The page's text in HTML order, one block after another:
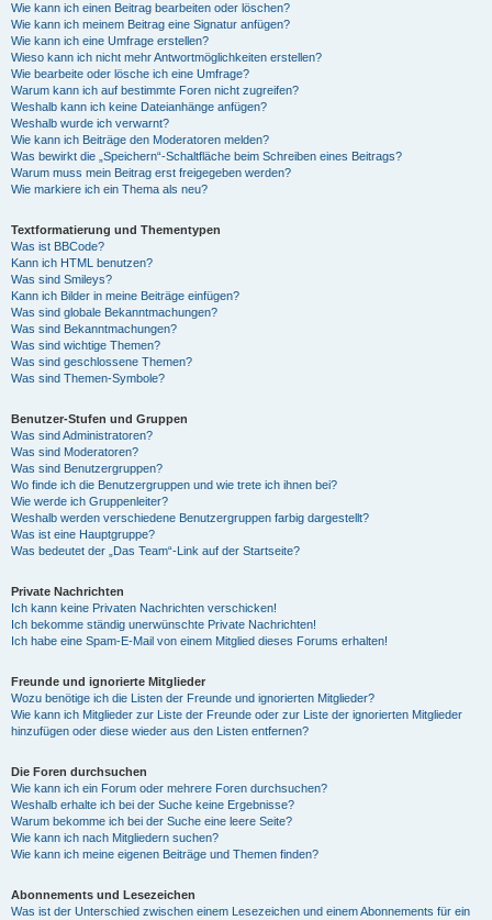
Wie kann ich einen Beitrag bearbeiten oder löschen?
Wie kann ich meinem Beitrag eine Signatur anfügen?
Wie kann ich eine Umfrage erstellen?
Wieso kann ich nicht mehr Antwortmöglichkeiten erstellen?
Wie bearbeite oder lösche ich eine Umfrage?
Warum kann ich auf bestimmte Foren nicht zugreifen?
Weshalb kann ich keine Dateianhänge anfügen?
Weshalb wurde ich verwarnt?
Wie kann ich Beiträge den Moderatoren melden?
Was bewirkt die „Speichern“-Schaltfläche beim Schreiben eines Beitrags?
Warum muss mein Beitrag erst freigegeben werden?
Wie markiere ich ein Thema als neu?
Textformatierung und Thementypen
Was ist BBCode?
Kann ich HTML benutzen?
Was sind Smileys?
Kann ich Bilder in meine Beiträge einfügen?
Was sind globale Bekanntmachungen?
Was sind Bekanntmachungen?
Was sind wichtige Themen?
Was sind geschlossene Themen?
Was sind Themen-Symbole?
Benutzer-Stufen und Gruppen
Was sind Administratoren?
Was sind Moderatoren?
Was sind Benutzergruppen?
Wo finde ich die Benutzergruppen und wie trete ich ihnen bei?
Wie werde ich Gruppenleiter?
Weshalb werden verschiedene Benutzergruppen farbig dargestellt?
Was ist eine Hauptgruppe?
Was bedeutet der „Das Team“-Link auf der Startseite?
Private Nachrichten
Ich kann keine Privaten Nachrichten verschicken!
Ich bekomme ständig unerwünschte Private Nachrichten!
Ich habe eine Spam-E-Mail von einem Mitglied dieses Forums erhalten!
Freunde und ignorierte Mitglieder
Wozu benötige ich die Listen der Freunde und ignorierten Mitglieder?
Wie kann ich Mitglieder zur Liste der Freunde oder zur Liste der ignorierten Mitglieder
hinzufügen oder diese wieder aus den Listen entfernen?
Die Foren durchsuchen
Wie kann ich ein Forum oder mehrere Foren durchsuchen?
Weshalb erhalte ich bei der Suche keine Ergebnisse?
Warum bekomme ich bei der Suche eine leere Seite?
Wie kann ich nach Mitgliedern suchen?
Wie kann ich meine eigenen Beiträge und Themen finden?
Abonnements und Lesezeichen
Was ist der Unterschied zwischen einem Lesezeichen und einem Abonnements für ein